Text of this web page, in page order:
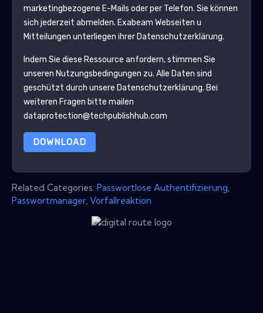
marketingbezogene E-Mails oder per Telefon. Sie können
sich jederzeit abmelden. Exabeam Webseiten u
Mitteilungen unterliegen ihrer Datenschutzerklärung.
Indem Sie diese Ressource anfordern, stimmen Sie
unseren Nutzungsbedingungen zu. Alle Daten sind
geschützt durch unsere Datenschutzerklärung. Bei
weiteren Fragen bitte mailen
dataprotection@techpublishhub.com
DOWNLOAD
Related Categories: Passwortlose Authentifizierung
Passwortmanager, Vorfallreaktion